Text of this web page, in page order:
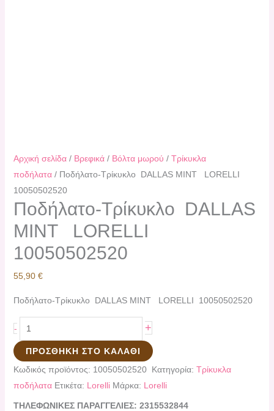
Αρχική σελίδα/ Βρεφικά/ Βόλτα μωρού / Τρίκυκλα
ποδήλατα/ Ποδήλατο-Τρίκυκλο DALLAS MINT LORELLI
10050502520
Ποδήλατο-Τρίκυκλο DALLAS
MINT LORELLI
10050502520
55,90 €
Ποδήλατο-Τρίκυκλο DALLAS MINT LORELLI 10050502520
- +
ΠΡΟΣΘΉΚΗ ΣΤΟ ΚΑΛΆΘΙ
Κωδικός προϊόντος: 10050502520 Κατηγορία: Τρίκυκλα
ποδήλατα Ετικέτα: Lorelli Μάρκα: Lorelli
ΤΗΛΕΦΩΝΙΚΕΣ ΠΑΡΑΓΓΕΛΙΕΣ: 2315532844